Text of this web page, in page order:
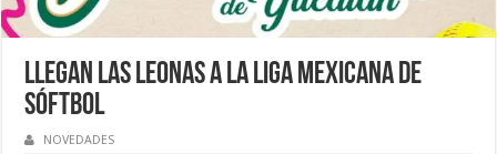
Llegan Las Leonas a la Liga Mexicana de
Sóftbol
NOVEDADES